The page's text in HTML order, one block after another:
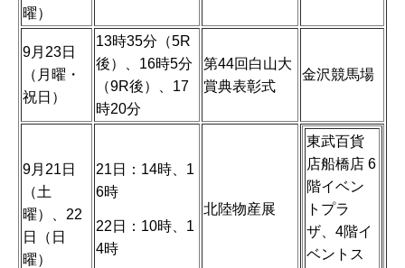
曜）
9月23日
（月曜・
祝日）
13時35分（5R
後）、16時5分
（9R後）、17
時20分
第44回白山大
賞典表彰式
金沢競馬場
9月21日
（土
曜）、22
日（日
曜）
21日：14時、1
6時
22日：10時、1
4時
北陸物産展
東武百貨
店船橋店 6
階イベン
トプラ
ザ、4階イ
ベントス